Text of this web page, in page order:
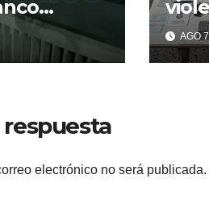
escalan
la
y AGO
electrónico no será publicada.